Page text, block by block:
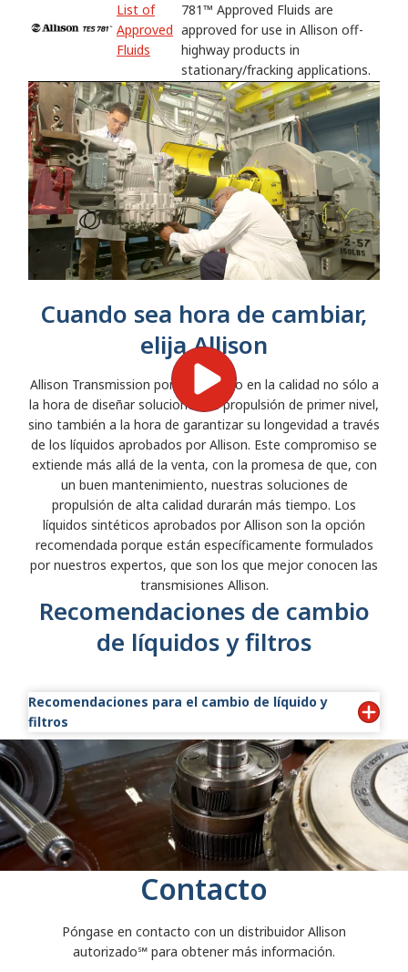
List of
Approved
Fluids
781™ Approved Fluids are
approved for use in Allison off-
highway products in
stationary/fracking applications.
Cuando sea hora de cambiar,
elija Allison
Allison Transmission pone el acento en la calidad no sólo a
la hora de diseñar soluciones de propulsión de primer nivel,
sino también a la hora de garantizar su longevidad a través
de los líquidos aprobados por Allison. Este compromiso se
extiende más allá de la venta, con la promesa de que, con
un buen mantenimiento, nuestras soluciones de
propulsión de alta calidad durarán más tiempo. Los
líquidos sintéticos aprobados por Allison son la opción
recomendada porque están específicamente formulados
por nuestros expertos, que son los que mejor conocen las
transmisiones Allison.
Recomendaciones de cambio
de líquidos y filtros
Recomendaciones para el cambio de líquido y
filtros
Recomendaciones para el cambio de líquido y filtro
de transmisión - #1099BB
Recomendaciones para el cambio de líquido y filtro
de la transmisión - Transmisiones para usos fuera
de carretera 5/6/8/9000 Series - #1098F
Recomendaciones para las pruebas de análisis de
aceite - #1796BContacto
Póngase en contacto con un distribuidor Allison
autorizado℠ para obtener más información.